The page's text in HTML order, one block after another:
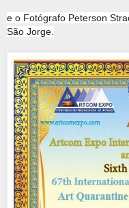
e o Fotógrafo Peterson
São Jorge.